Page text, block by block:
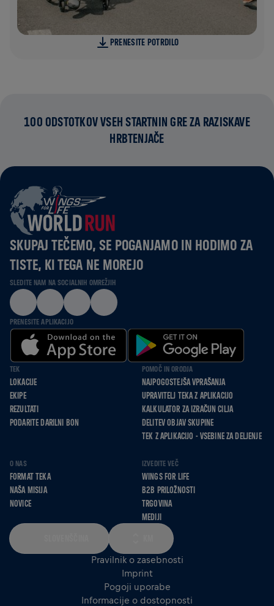
PRENESITE POTRDILO
100 ODSTOTKOV VSEH STARTNIN GRE ZA RAZISKAVE
HRBTENJAČE
SKUPAJ TEČEMO, SE POGANJAMO IN HODIMO ZA
TISTE, KI TEGA NE MOREJO
SLEDITE NAM NA SOCIALNIH OMREŽJIH
PRENESITE APLIKACIJO
TEK
LOKACIJE
EKIPE
REZULTATI
PODARITE DARILNI BON
POMOČ IN ORODJA
NAJPOGOSTEJŠA VPRAŠANJA
UPRAVITELJ TEKA Z APLIKACIJO
KALKULATOR ZA IZRAČUN CILJA
DELITEV OBJAV SKUPINE
TEK Z APLIKACIJO - VSEBINE ZA DELJENJE
O NAS
FORMAT TEKA
NAŠA MISIJA
NOVICE
IZVEDITE VEČ
WINGS FOR LIFE
B2B PRILOŽNOSTI
TRGOVINA
MEDIJI
Pravilnik o zasebnosti
Imprint
Pogoji uporabe
Informacije o dostopnosti